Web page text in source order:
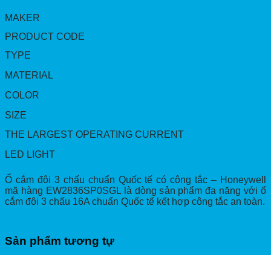
MAKER
PRODUCT CODE
TYPE
MATERIAL
COLOR
SIZE
THE LARGEST OPERATING CURRENT
LED LIGHT
Ổ cắm đôi 3 chấu chuẩn Quốc tế có công tắc – Honeywell
mã hàng EW2836SP0SGL là dòng sản phẩm đa năng với ổ
cắm đôi 3 chấu 16A chuẩn Quốc tế kết hợp công tắc an toàn.
Sản phẩm tương tự